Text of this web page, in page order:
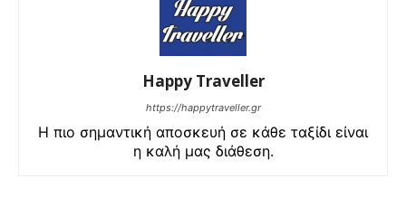
Happy Traveller
https://happytraveller.gr
Η πιο σημαντική αποσκευή σε κάθε ταξίδι είναι
η καλή μας διάθεση.